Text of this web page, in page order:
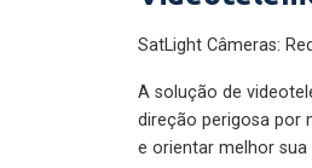
SatLight Câmeras:
A solução de
direção perigosa por
e orientar melhor sua